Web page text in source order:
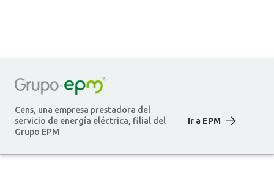
Cens, una empresa prestadora del
servicio de energía eléctrica, filial del
Grupo EPM
Ir a EPM